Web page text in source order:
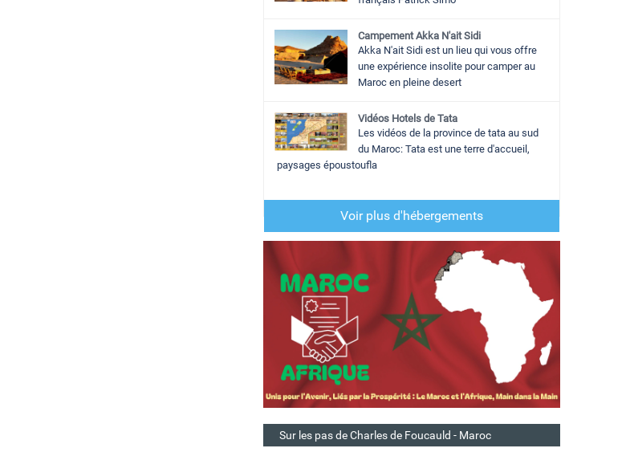
Campement Akka N'ait Sidi
Akka N'ait Sidi est un lieu qui vous offre
une expérience insolite pour camper au
Maroc en pleine desert
Vidéos Hotels de Tata
Les vidéos de la province de tata au sud
du Maroc: Tata est une terre d'accueil,
paysages époustoufla
Voir plus d'hébergements
Sur les pas de Charles de Foucauld - Maroc